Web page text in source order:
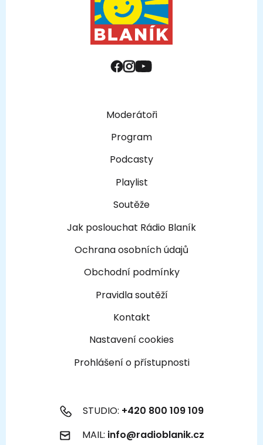
Moderátoři
Program
Podcasty
Playlist
Soutěže
Jak poslouchat Rádio Blaník
Ochrana osobních údajů
Obchodní podmínky
Pravidla soutěží
Kontakt
Nastavení cookies
Prohlášení o přístupnosti
STUDIO: +420 800 109 109
MAIL: info@radioblanik.cz